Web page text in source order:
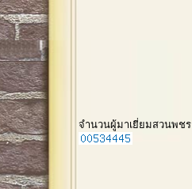
จำนวนผู้มาเยี่ยมสวนพชร